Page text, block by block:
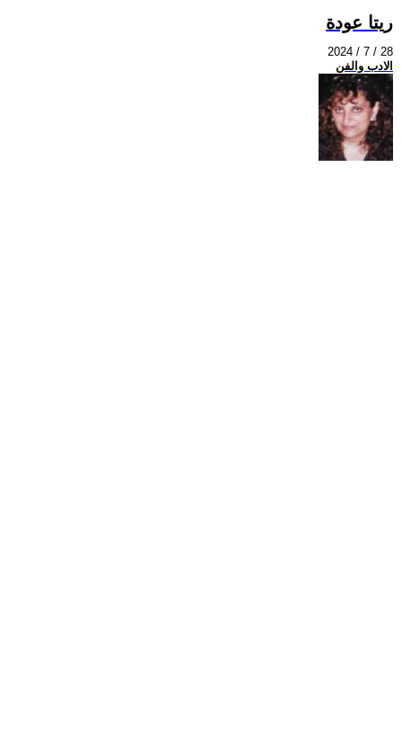
ريتا عودة
2024 / 7 / 28
الادب والفن